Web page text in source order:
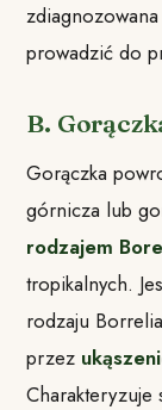
prowadzić do
B.
Gorączka
górnicza lub
rodzajem
tropikalnych.
rodzaju
przez